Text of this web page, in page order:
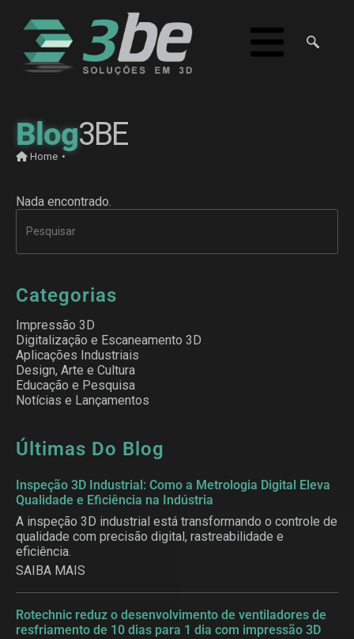
Blog3BE
Home •
Nada encontrado.
Categorias
Impressão 3D
Digitalização e Escaneamento 3D
Aplicações Industriais
Design, Arte e Cultura
Educação e Pesquisa
Notícias e Lançamentos
Últimas Do Blog
Inspeção 3D Industrial: Como a Metrologia Digital Eleva
Qualidade e Eficiência na Indústria
A inspeção 3D industrial está transformando o controle de
qualidade com precisão digital, rastreabilidade e
eficiência.
SAIBA MAIS
Rotechnic reduz o desenvolvimento de ventiladores de
resfriamento de 10 dias para 1 dia com impressão 3D